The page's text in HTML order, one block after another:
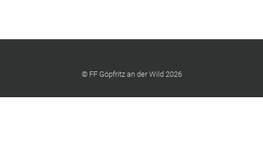
© FF Göpfritz an der Wild 2026